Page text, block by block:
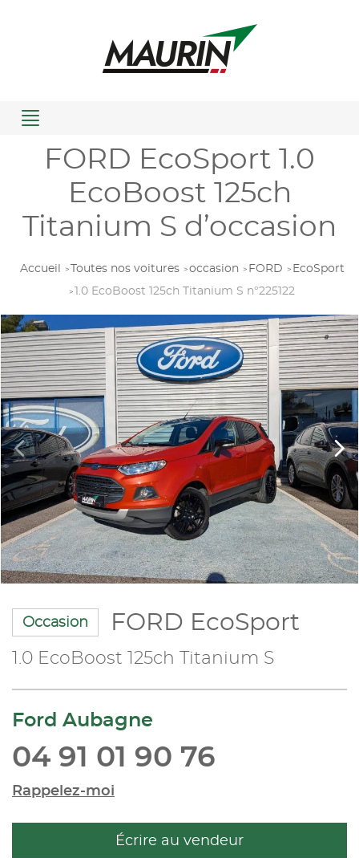
Menu
FORD EcoSport 1.0
EcoBoost 125ch
Titanium S d’occasion
Accueil Toutes nos voitures occasion FORD
EcoSport
1.0 EcoBoost 125ch Titanium S n°225122
Occasion FORD EcoSport
1.0 EcoBoost 125ch Titanium S
Ford Aubagne
04 91 01 90 76
Rappelez-moi
Écrire au vendeur